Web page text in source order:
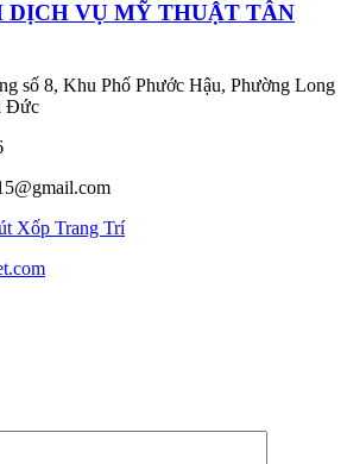
DỊCH VỤ MỸ THUẬT TÂN
số 8, Khu Phố Phước Hậu, Phường Long
Đức
Xốp Trang Trí